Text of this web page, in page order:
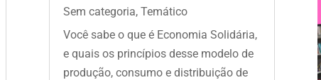
Sem categoria, Temático
Você sabe o que é Economia Solidária,
e quais os princípios desse modelo de
produção, consumo e distribuição de